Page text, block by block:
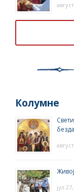
Колумне
јул